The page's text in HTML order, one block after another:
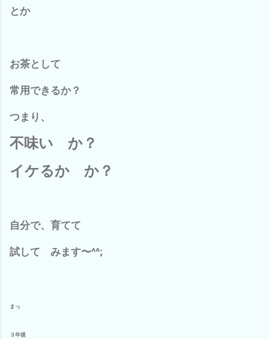
とか
お茶として
常用できるか？
つまり、
不味い か？
イケるか か？
自分で、育てて
試して みます〜^^;
まっ
３年後